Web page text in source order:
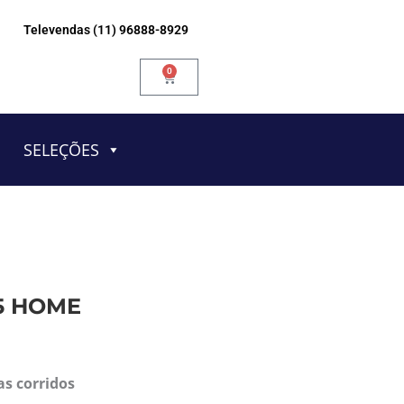
Televendas (11) 96888-8929
0
Carrinho
SELEÇÕES
HOME
corridos